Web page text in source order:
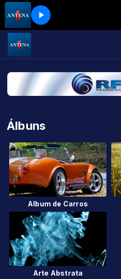
Álbuns
Album de Carros
Arte Abstrata